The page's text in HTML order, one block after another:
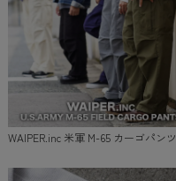
WAIPER.inc 米軍 M-65 カーゴパンツ